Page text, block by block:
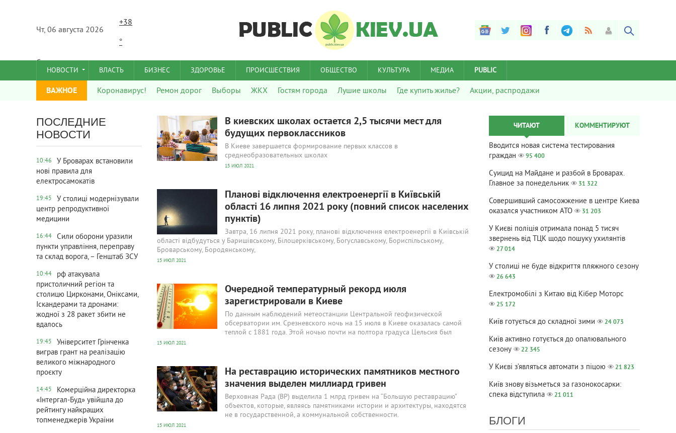
Чт, 06 августа 2026
+38
°
C
НОВОСТИ ВЛАСТЬ БИЗНЕС ЗДОРОВЬЕ ПРОИСШЕСТВИЯ ОБЩЕСТВО КУЛЬТУРА МЕДИА PUBLIC
ВАЖНОЕ Коронавирус! Ремон дорог Выборы ЖКХ Гостям города Лушие школы Где купить жилье? Акции, распродажи
ПОСЛЕДНИЕ
НОВОСТИ
10:46
У Броварах встановили
нові правила для
електросамокатів
19:45
У столиці модернізували
центр репродуктивної
медицини
16:44
Сили оборони уразили
пункти управління, переправу
та склад ворога, – Генштаб ЗСУ
10:44
рф атакувала
пристоличний регіон та
столицю Цирконами, Оніксами,
Іскандерами та дронами:
жодної з 28 ракет збити не
вдалось
19:45
Університет Грінченка
виграв грант на реалізацію
великого міжнародного
проєкту
14:45
Комерційна директорка
«Інтергал-Буд» увійшла до
рейтингу найкращих
топменеджерів України
В киевских школах остается 2,5 тысячи мест для
будущих первоклассников
В Киеве завершается формирование первых классов в
среднеобразовательных школах
15 ИЮЛ 2021
Планові відключення електроенергії в Київській
області 16 липня 2021 року (повний список населених
пунктів)
Завтра, 16 липня 2021 року, планові відключення електроенергії в Київській
області відбудуться у Баришівському, Білоцерківському, Богуславському, Бориспільському,
Броварському, Бородянському,
15 ИЮЛ 2021
Очередной температурный рекорд июля
зарегистрировали в Киеве
По данным наблюдений метеостанции Центральной геофизической
обсерватории им. Срезневского ночь на 15 июля в Киеве оказалась самой
теплой с 1881 года. Этой ночью почти на полтора градуса Цельсия был
15 ИЮЛ 2021
На реставрацию исторических памятников местного
значения выделен миллиард гривен
Верховная Рада (ВР) выделила 1 млрд гривен на “Большую реставрацию”
объектов, которые, являясь памятниками истории и архитектуры, находятся
не в государственной, а коммунальной собственности.
15 ИЮЛ 2021
ЧИТАЮТ КОММЕНТИРУЮТ
Вводится новая система тестирования
граждан
95 400
Суицид на Майдане и разбой в Броварах.
Главное за понедельник
31 322
Совершивший самосожжение в центре Киева
оказался участником АТО
31 203
У Києві поліція отримала понад 5 тисяч
звернень від ТЦК щодо пошуку ухилянтів
27 014
У столиці не буде відкриття пляжного сезону
26 643
Електромобілі з Китаю від Кібер Моторс
25 172
Київ готується до складної зими 24 073
Київ активно готується до опалювального
сезону
22 345
У Києві з’являться автомати з піцою 21 823
Київ знову візьметься за газонокосарки:
спека відступила
21 011
БЛОГИ